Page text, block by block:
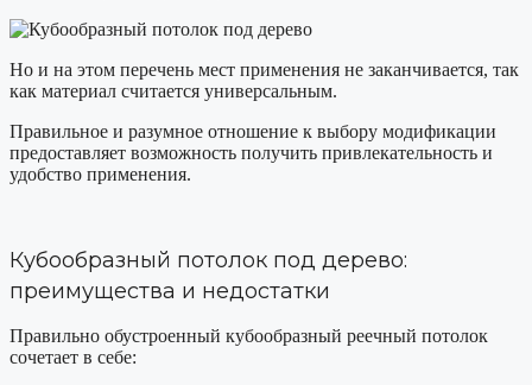
Но и на этом перечень мест применения не заканчивается, так
как материал считается универсальным.
Правильное и разумное отношение к выбору модификации
предоставляет возможность получить привлекательность и
удобство применения.
Кубообразный потолок под дерево:
преимущества и недостатки
Правильно обустроенный кубообразный реечный потолок
сочетает в себе: